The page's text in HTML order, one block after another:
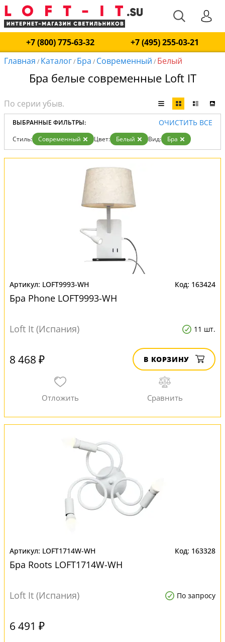
+7 (800) 775-63-32
+7 (495) 255-03-21
Главная / Каталог/ Бра / Современный / Белый
Бра белые современные Loft IT
ВЫБРАННЫЕ ФИЛЬТРЫ: ОЧИСТИТЬ ВСЕ
Стиль: Современный Цвет: Белый Вид: Бра
LOFT9993-WH 163424
Бра Phone LOFT9993-WH
Loft It (Испания) 11 шт.
8 468 ₽ В КОРЗИНУ
LOFT1714W-WH 163328
Бра Roots LOFT1714W-WH
Loft It (Испания) По запросу
6 491 ₽